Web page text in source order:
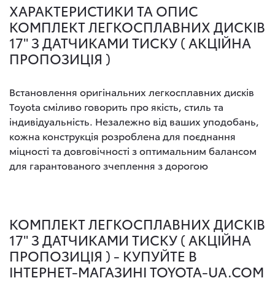
ХАРАКТЕРИСТИКИ ТА ОПИС
КОМПЛЕКТ ЛЕГКОСПЛАВНИХ ДИСКІВ
17" З ДАТЧИКАМИ ТИСКУ ( АКЦІЙНА
ПРОПОЗИЦІЯ )
Встановлення оригінальних легкосплавних дисків
Toyota сміливо говорить про якість, стиль та
індивідуальність. Незалежно від ваших уподобань,
кожна конструкція розроблена для поєднання
міцності та довговічності з оптимальним балансом
для гарантованого зчеплення з дорогою
КОМПЛЕКТ ЛЕГКОСПЛАВНИХ ДИСКІВ
17" З ДАТЧИКАМИ ТИСКУ ( АКЦІЙНА
ПРОПОЗИЦІЯ ) - КУПУЙТЕ В
ІНТЕРНЕТ-МАГАЗИНІ TOYOTA-UA.COM